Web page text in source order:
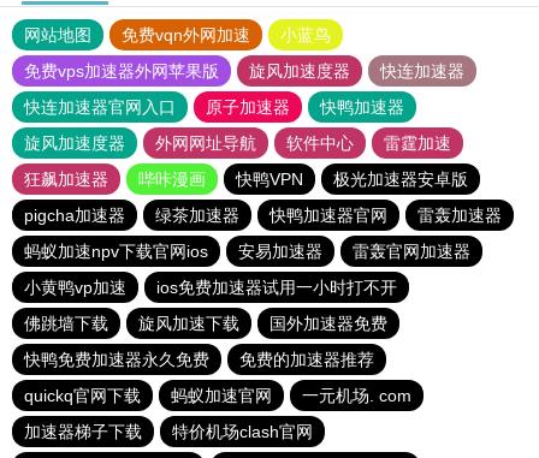
网站地图 免费vqn外网加速
小蓝鸟
免费vps加速器外网苹果版
旋风加速度器
快连加速器
快连加速器官网入口
原子加速器
快鸭加速器
旋风加速度器
外网网址导航 软件中心
雷霆加速
狂飙加速器
哔咔漫画 快鸭VPN
极光加速器安卓版
pigcha加速器
绿茶加速器 快鸭加速器官网
雷轰加速器
蚂蚁加速npv下载官网ios
安易加速器
雷轰官网加速器
小黄鸭vp加速
ios免费加速器试用一小时打不开
佛跳墙下载
旋风加速下载
国外加速器免费
快鸭免费加速器永久免费
免费的加速器推荐
quickq官网下载
蚂蚁加速官网
一元机场. com
加速器梯子下载
特价机场clash官网